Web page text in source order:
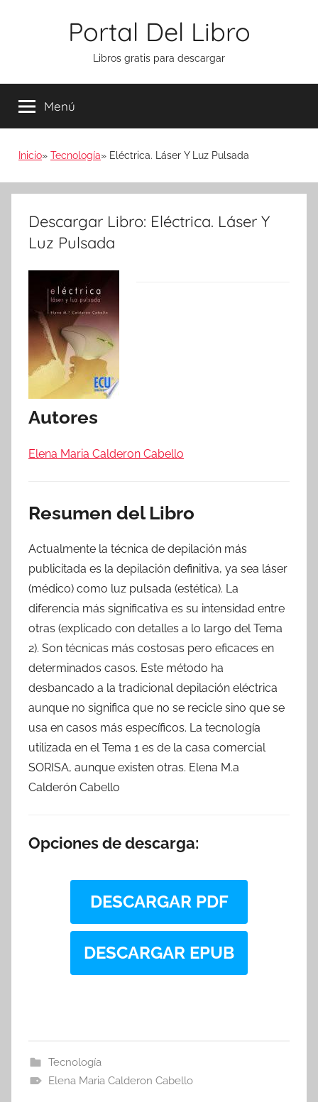
Portal Del Libro
Libros gratis para descargar
Menú
Inicio Tecnología Eléctrica. Láser Y Luz Pulsada
Descargar Libro: Eléctrica. Láser Y
Luz Pulsada
Autores
Elena Maria Calderon Cabello
Resumen del Libro
Actualmente la técnica de depilación más
publicitada es la depilación definitiva, ya sea láser
(médico) como luz pulsada (estética). La
diferencia más significativa es su intensidad entre
otras (explicado con detalles a lo largo del Tema
2). Son técnicas más costosas pero eficaces en
determinados casos. Este método ha
desbancado a la tradicional depilación eléctrica
aunque no significa que no se recicle sino que se
usa en casos más específicos. La tecnología
utilizada en el Tema 1 es de la casa comercial
SORISA, aunque existen otras. Elena M.a
Calderón Cabello
Opciones de descarga:
DESCARGAR PDF
DESCARGAR EPUB
Tecnología
Elena Maria Calderon Cabello